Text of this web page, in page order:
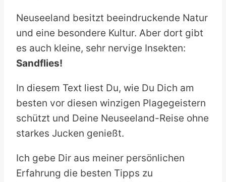
Neuseeland besitzt beeindruckende Natur
und eine besondere Kultur. Aber dort gibt
es auch kleine, sehr nervige Insekten:
Sandflies!
In diesem Text liest Du, wie Du Dich am
besten vor diesen winzigen Plagegeistern
schützt und Deine Neuseeland-Reise ohne
starkes Jucken genießt.
Ich gebe Dir aus meiner persönlichen
Erfahrung die besten Tipps zu